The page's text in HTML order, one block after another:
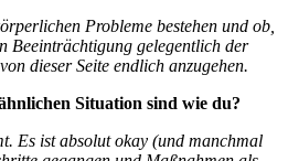
Probleme bestehen und ob,
Beeinträchtigung gelegentlich der
dieser Seite endlich anzugehen.
Situation sind wie du?
Es ist absolut okay (und manchmal